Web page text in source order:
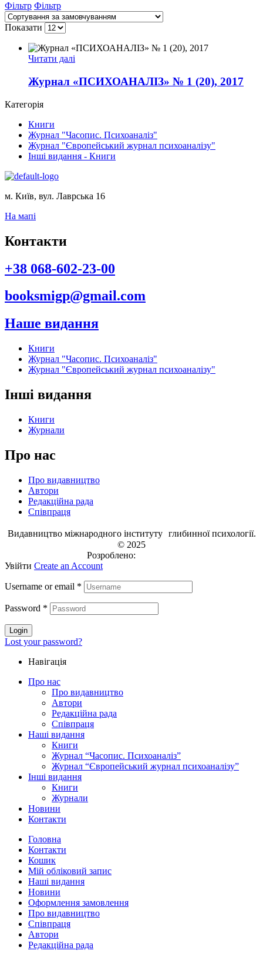
Фільтр Фільтр
Показати
Читати далі
Журнал «ПСИХОАНАЛІЗ» № 1 (20), 2017
Категорія
Книги
Журнал "Часопис. Психоаналіз"
Журнал "Європейський журнал психоаналізу"
Інші видання - Книги
м. Київ, вул. Лаврська 16
На мапі
Контакти
+38 068-602-23-00
booksmigp@gmail.com
Наше видання
Книги
Журнал "Часопис. Психоаналіз"
Журнал "Європейський журнал психоаналізу"
Інші видання
Книги
Журнали
Про нас
Про видавництво
Автори
Редакційна рада
Співпраця
Видавництво міжнародного інституту глибинної психології.
© 2025
Розроблено:
Увійти Create an Account
Username or email *
Password *
Login
Lost your password?
Навігація
Про нас
Про видавництво
Автори
Редакційна рада
Співпраця
Наші видання
Книги
Журнал “Часопис. Психоаналіз”
Журнал “Європейський журнал психоаналізу”
Інші видання
Книги
Журнали
Новини
Контакти
Головна
Контакти
Кошик
Мій обліковий запис
Наші видання
Новини
Оформлення замовлення
Про видавництво
Співпраця
Автори
Редакційна рада